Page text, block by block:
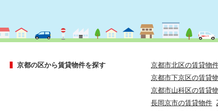
京都の区から賃貸物件を探す
京都市北区の賃貸物
京都市下京区の賃貸
京都市山科区の賃貸
長岡京市の賃貸物件